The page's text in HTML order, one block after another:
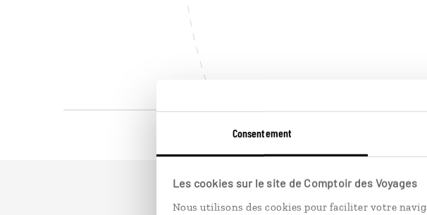
Consentement
Les cookies sur le site de Comptoir des Voyages
Nous utilisons des cookies pour faciliter votre